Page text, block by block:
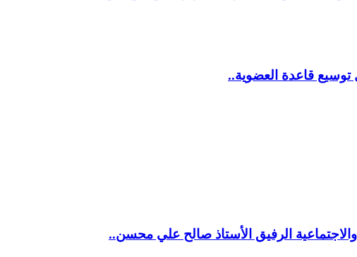
توسيع قاعدة العضوية..
الرفيق الأستاذ صالح علي محسن..